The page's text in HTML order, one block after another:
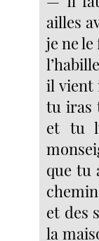
ailles
je ne
il vient
tu iras
et tu
que tu
et des
la